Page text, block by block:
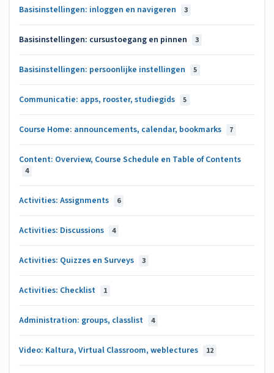
Basisinstellingen: inloggen en navigeren 3
Basisinstellingen: cursustoegang en pinnen 3
Basisinstellingen: persoonlijke instellingen 5
Communicatie: apps, rooster, studiegids 5
Course Home: announcements, calendar, bookmarks 7
Content: Overview, Course Schedule en Table of Contents
4
Activities: Assignments 6
Activities: Discussions 4
Activities: Quizzes en Surveys 3
Activities: Checklist 1
Administration: groups, classlist 4
Video: Kaltura, Virtual Classroom, weblectures 12